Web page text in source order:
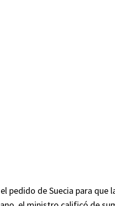
pedido de Suecia para que